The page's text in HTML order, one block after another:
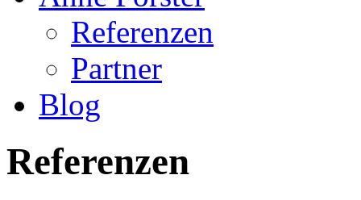
Referenzen
Partner
Blog
Referenzen